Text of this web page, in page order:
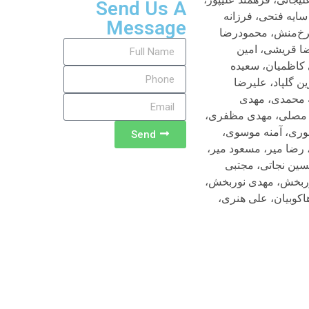
فتحی، فرزانه
محمودرضا
قریشی، امین
کاظمیان، سعیده
گلپاد، علیرضا
محمدی، مهدی
مصلی، مهدی مظفری،
آمنه موسوی،
میر، مسعود میر،
نجاتی، مجتبی
مهدی نوربخش،
علی هنری،
Send Us A
Message
Send